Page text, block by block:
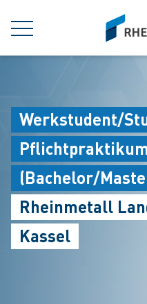
MENÜ
siteLogo
Werkstudent/
(Bachelor/
Rheinmetall
Kassel